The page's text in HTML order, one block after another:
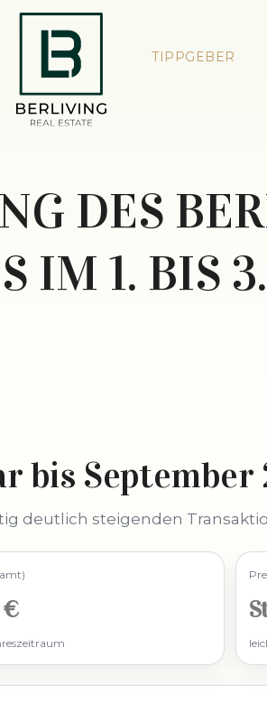
TIPPGEBER
DES
1. BIS
bis September
deutlich steigenden
€